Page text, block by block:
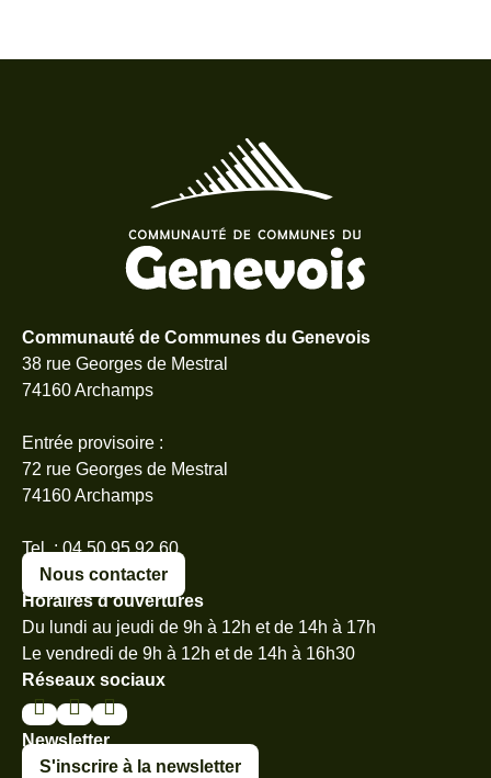
Communauté de Communes du Genevois
38 rue Georges de Mestral
74160 Archamps
Entrée provisoire :
72 rue Georges de Mestral
74160 Archamps
Tel. : 04 50 95 92 60
Nous contacter
Horaires d’ouvertures
Du lundi au jeudi de 9h à 12h et de 14h à 17h
Le vendredi de 9h à 12h et de 14h à 16h30
Réseaux sociaux
Newsletter
S'inscrire à la newsletter